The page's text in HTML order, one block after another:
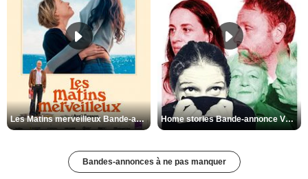
Les Matins merveilleux Bande-annonce VF Home stories Bande-annonce VO STFR
Bandes-annonces à ne pas manquer